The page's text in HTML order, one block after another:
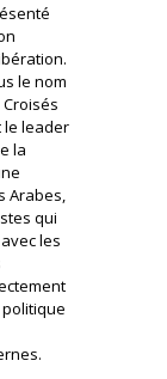
le nom
le leader
la
Arabes,
qui
les